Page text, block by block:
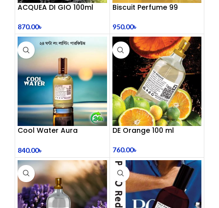
ACQUEA DI GIO 100ml
870.00৳
Biscuit Perfume 99
950.00৳
Cool Water Aura
World)
840.00৳
DE Orange 100 ml
760.00৳